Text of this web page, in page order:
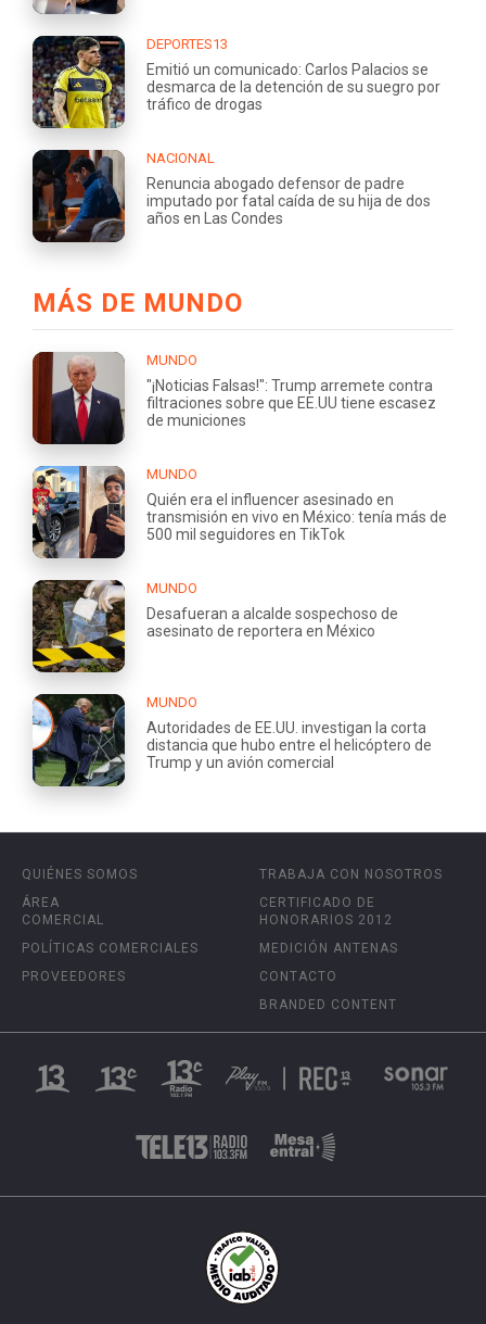
DEPORTES13
Emitió un comunicado: Carlos Palacios se
desmarca de la detención de su suegro por
tráfico de drogas
NACIONAL
Renuncia abogado defensor de padre
imputado por fatal caída de su hija de dos
años en Las Condes
MÁS DE MUNDO
MUNDO
"¡Noticias Falsas!": Trump arremete contra
filtraciones sobre que EE.UU tiene escasez
de municiones
MUNDO
Quién era el influencer asesinado en
transmisión en vivo en México: tenía más de
500 mil seguidores en TikTok
MUNDO
Desafueran a alcalde sospechoso de
asesinato de reportera en México
MUNDO
Autoridades de EE.UU. investigan la corta
distancia que hubo entre el helicóptero de
Trump y un avión comercial
QUIÉNES SOMOS
ÁREA
COMERCIAL
POLÍTICAS COMERCIALES
PROVEEDORES
TRABAJA CON NOSOTROS
CERTIFICADO DE
HONORARIOS 2012
MEDICIÓN ANTENAS
CONTACTO
BRANDED CONTENT